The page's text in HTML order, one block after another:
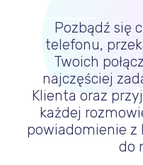
Pozbądź się
telefonu,
Twoich
najczęściej
Klienta oraz
każdej
powiadomienie
do